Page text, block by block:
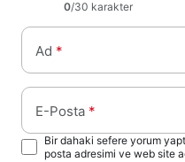
0/30 karakter
Ad *
E-Posta *
Bir dahaki sefere yorum
posta adresimi ve web site